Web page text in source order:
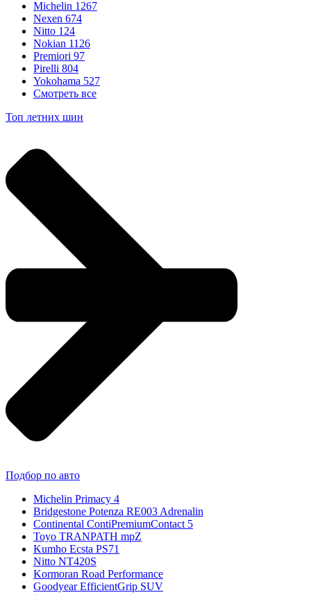
Michelin 1267
Nexen 674
Nitto 124
Nokian 1126
Premiori 97
Pirelli 804
Yokohama 527
Смотреть все
Топ летних шин
Подбор по авто
Michelin Primacy 4
Bridgestone Potenza RE003 Adrenalin
Continental ContiPremiumContact 5
Toyo TRANPATH mpZ
Kumho Ecsta PS71
Nitto NT420S
Kormoran Road Performance
Goodyear EfficientGrip SUV